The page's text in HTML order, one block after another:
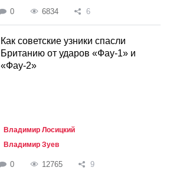
0 6834 6
Как советские узники спасли
Британию от ударов «Фау-1» и
«Фау-2»
Владимир Лосицкий
Владимир Зуев
0 12765 9